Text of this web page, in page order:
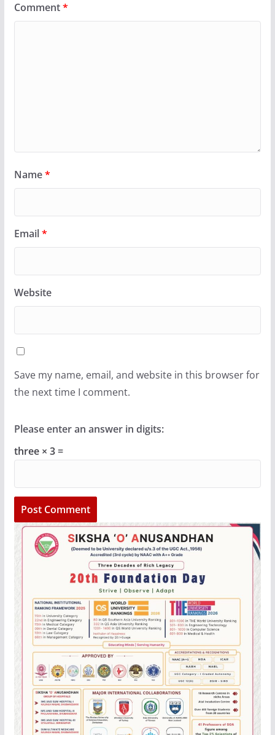
Comment*
Name*
Email*
Website
Save my name, email, and website in this browser for
the next time I comment.
Please enter an answer in digits:
three × 3 =